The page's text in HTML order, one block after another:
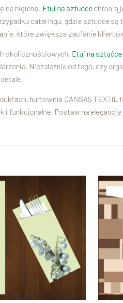
na higienę. Etui na sztućce chronią
cateringu, gdzie sztućce
które zwiększa zaufanie
okolicznościowych. Etui na sztućce
Niezależnie od tego, czy
hurtownia DANSAS TEXTIL
funkcjonalne. Postaw na